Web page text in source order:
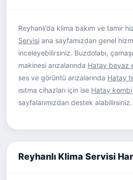
Reyhanlı’da klima bakım ve tamir
Servisi ana sayfamızdan genel
inceleyebilirsiniz. Buzdolabı,
makinesi arızalarında Hatay beyaz
ses ve görüntü arızalarında Hatay
ısıtma cihazları için ise Hatay
sayfalarımızdan destek alabilirsiniz.
Reyhanlı Klima Servisi